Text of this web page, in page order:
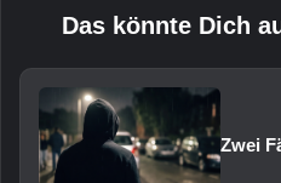
Das könnte Dich